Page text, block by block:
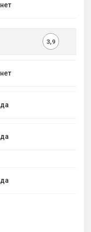
нет
3,9
нет
да
да
да